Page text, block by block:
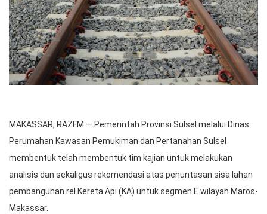
MAKASSAR, RAZFM — Pemerintah Provinsi Sulsel melalui Dinas
Perumahan Kawasan Pemukiman dan Pertanahan Sulsel
membentuk telah membentuk tim kajian untuk melakukan
analisis dan sekaligus rekomendasi atas penuntasan sisa lahan
pembangunan rel Kereta Api (KA) untuk segmen E wilayah Maros-
Makassar.